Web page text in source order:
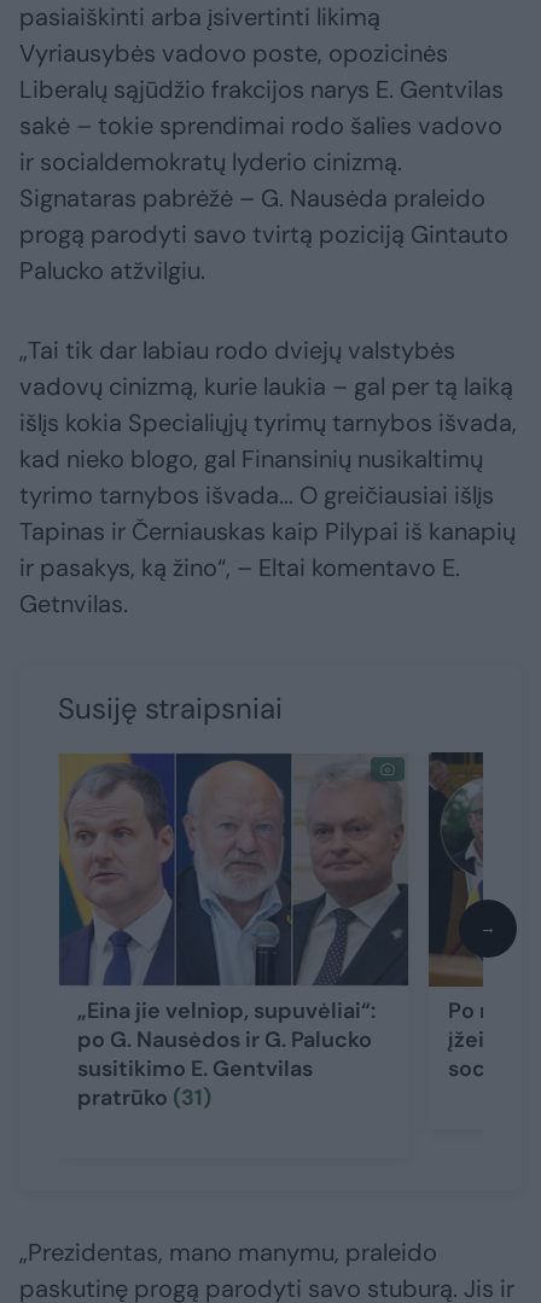
pasiaiškinti arba įsivertinti likimą
Vyriausybės vadovo poste, opozicinės
Liberalų sąjūdžio frakcijos narys E. Gentvilas
sakė – tokie sprendimai rodo šalies vadovo
ir socialdemokratų lyderio cinizmą.
Signataras pabrėžė – G. Nausėda praleido
progą parodyti savo tvirtą poziciją Gintauto
Palucko atžvilgiu.
„Tai tik dar labiau rodo dviejų valstybės
vadovų cinizmą, kurie laukia – gal per tą laiką
išlįs kokia Specialiųjų tyrimų tarnybos išvada,
kad nieko blogo, gal Finansinių nusikaltimų
tyrimo tarnybos išvada... O greičiausiai išlįs
Tapinas ir Černiauskas kaip Pilypai iš kanapių
ir pasakys, ką žino“, – Eltai komentavo E.
Getnvilas.
Susiję straipsniai
„Eina jie velniop, supuvėliai“:
po G. Nausėdos ir G. Palucko
susitikimo E. Gentvilas
pratrūko (31)
Po
įžeidimų
→
„Prezidentas, mano manymu, praleido
paskutinę progą parodyti savo stuburą. Jis ir